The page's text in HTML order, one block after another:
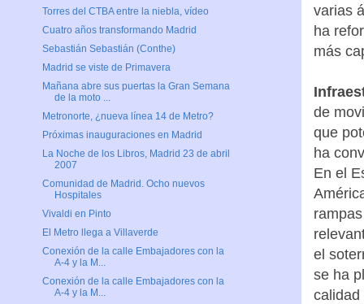
varias
ha
más
de
que
ha
En el
el
se ha
calidad
Torres del CTBA entre la niebla, vídeo
Cuatro años transformando Madrid
Sebastián Sebastián (Conthe)
Madrid se viste de Primavera
Mañana abre sus puertas la Gran Semana
de la moto ...
Metronorte, ¿nueva línea 14 de Metro?
Próximas inauguraciones en Madrid
La Noche de los Libros, Madrid 23 de abril
2007
Comunidad de Madrid. Ocho nuevos
Hospitales
Vivaldi en Pinto
El Metro llega a Villaverde
Conexión de la calle Embajadores con la
A-4 y la M...
Conexión de la calle Embajadores con la
A-4 y la M...